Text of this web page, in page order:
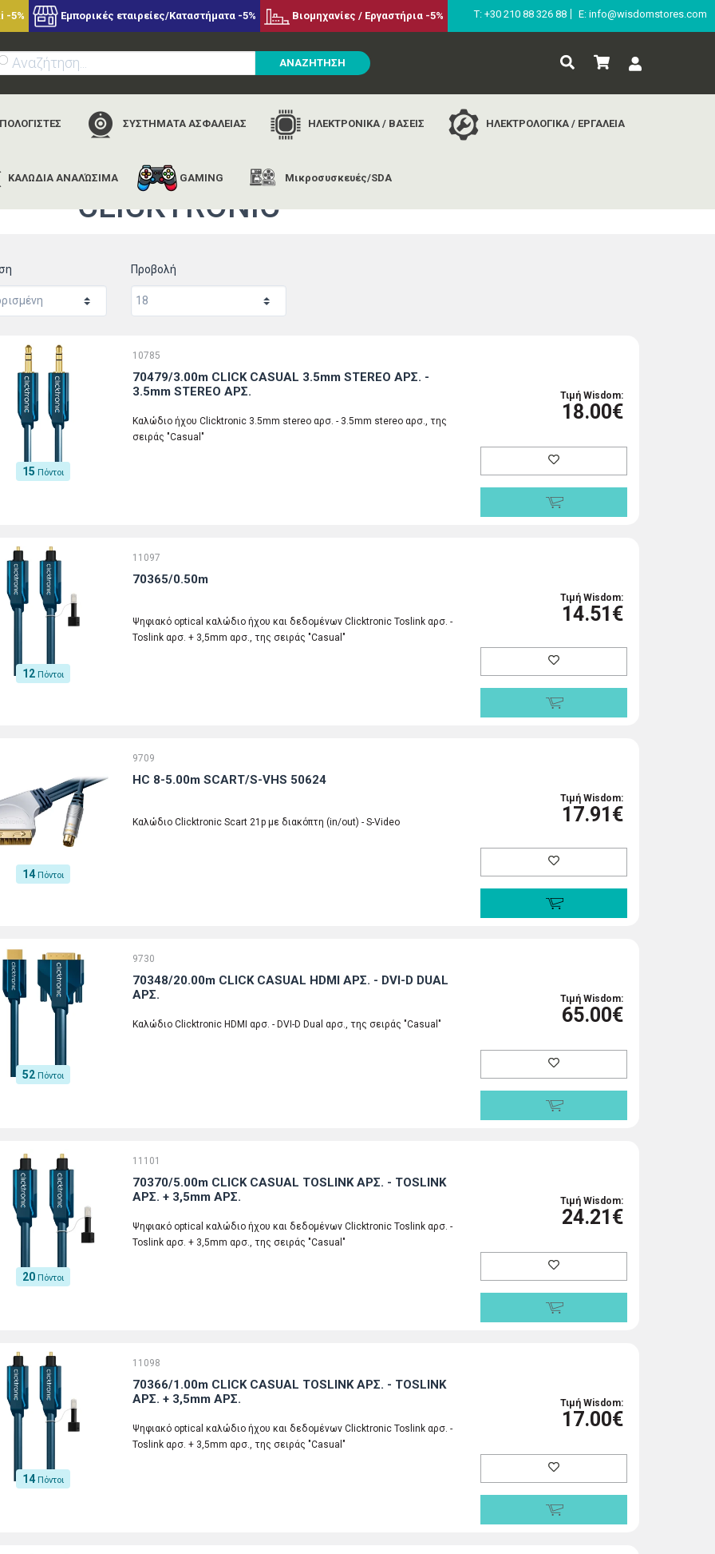
-5% Εμπορικές εταιρείες/Καταστήματα -5% Βιομηχανίες / Εργαστήρια -5% Τ: +30 210 88 326 88 E: info@wisdomstores.com
ΑΝΑΖΗΤΗΣΗ
ΣΥΣΤΗΜΑΤΑ ΑΣΦΑΛΕΙΑΣ ΗΛΕΚΤΡΟΝΙΚΑ / ΒΑΣΕΙΣ ΗΛΕΚΤΡΟΛΟΓΙΚΑ / ΕΡΓΑΛΕΙΑ
ΚΑΛΩΔΙΑ ΑΝΑΛΏΣΙΜΑ GAMING Μικροσυσκευές/SDA
αρχική εταιρίες clicktronic
CLICKTRONIC
Προβολή
15 Πόντοι
10785
70479/3.00m CLICK CASUAL 3.5mm STEREO ΑΡΣ. -
3.5mm STEREO ΑΡΣ.
Καλώδιο ήχου Clicktronic 3.5mm stereo αρσ. - 3.5mm stereo αρσ., της
σειράς "Casual"
Τιμή Wisdom:
18.00€
12 Πόντοι
11097
70365/0.50m
Ψηφιακό optical καλώδιο ήχου και δεδομένων Clicktronic Toslink αρσ. -
Toslink αρσ. + 3,5mm αρσ., της σειράς "Casual"
Τιμή Wisdom:
14.51€
14 Πόντοι
9709
HC 8-5.00m SCART/S-VHS 50624
Καλώδιο Clicktronic Scart 21p με διακόπτη (in/out) - S-Video
Τιμή Wisdom:
17.91€
52 Πόντοι
9730
70348/20.00m CLICK CASUAL HDMI ΑΡΣ. - DVI-D DUAL
ΑΡΣ.
Καλώδιο Clicktronic HDMI αρσ. - DVI-D Dual αρσ., της σειράς "Casual"
Τιμή Wisdom:
65.00€
20 Πόντοι
11101
70370/5.00m CLICK CASUAL TOSLINK ΑΡΣ. - TOSLINK
ΑΡΣ. + 3,5mm ΑΡΣ.
Ψηφιακό optical καλώδιο ήχου και δεδομένων Clicktronic Toslink αρσ. -
Toslink αρσ. + 3,5mm αρσ., της σειράς "Casual"
Τιμή Wisdom:
24.21€
14 Πόντοι
11098
70366/1.00m CLICK CASUAL TOSLINK ΑΡΣ. - TOSLINK
ΑΡΣ. + 3,5mm ΑΡΣ.
Ψηφιακό optical καλώδιο ήχου και δεδομένων Clicktronic Toslink αρσ. -
Toslink αρσ. + 3,5mm αρσ., της σειράς "Casual"
Τιμή Wisdom:
17.00€